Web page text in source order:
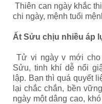
Thiên can ngày khắc
chi ngày, mệnh tuổi
Ất Sửu chịu nhiều áp
Tử vi ngày v mới cho
Sửu, tinh khí dễ nổi
lập. Bạn thì quá quyết
lại chắc chắn, bền
ngày một dâng cao,